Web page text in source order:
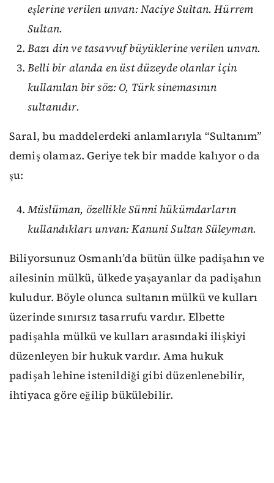
eşlerine verilen unvan: Naciye Sultan. Hürrem
Sultan.
Bazı din ve tasavvuf büyüklerine verilen unvan.
Belli bir alanda en üst düzeyde olanlar için
kullanılan bir söz: O, Türk sinemasının
sultanıdır.
Saral, bu maddelerdeki anlamlarıyla “Sultanım”
demiş olamaz. Geriye tek bir madde kalıyor o da
şu:
Müslüman, özellikle Sünni hükümdarların
kullandıkları unvan: Kanuni Sultan Süleyman.
Biliyorsunuz Osmanlı’da bütün ülke padişahın ve
ailesinin mülkü, ülkede yaşayanlar da padişahın
kuludur. Böyle olunca sultanın mülkü ve kulları
üzerinde sınırsız tasarrufu vardır. Elbette
padişahla mülkü ve kulları arasındaki ilişkiyi
düzenleyen bir hukuk vardır. Ama hukuk
padişah lehine istenildiği gibi düzenlenebilir,
ihtiyaca göre eğilip bükülebilir.